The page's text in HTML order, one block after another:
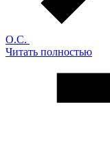
О.С.
Читать полностью